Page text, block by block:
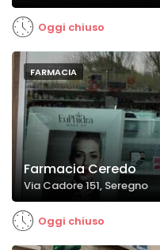
Oggi chiuso
FARMACIA
Farmacia Ceredo
Via Cadore 151, Seregno
Oggi chiuso